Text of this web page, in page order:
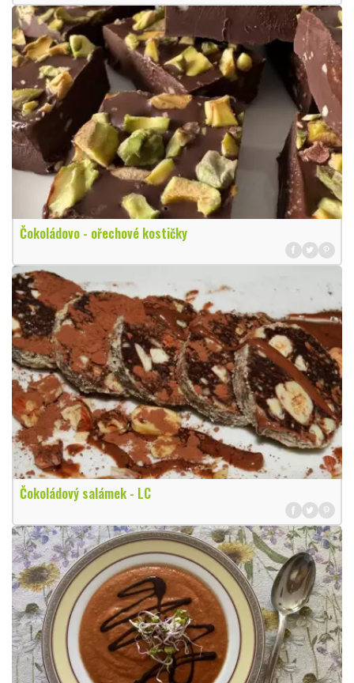
Čokoládovo - ořechové kostičky
Čokoládový salámek - LC